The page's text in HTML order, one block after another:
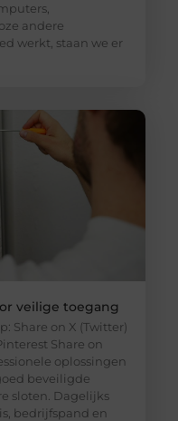
andere
werkt, staan we er
veilige toegang
Share on X (Twitter)
Share on
oplossingen
beveiligde
sloten. Dagelijks
bedrijfspand en